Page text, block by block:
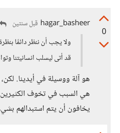
0
hagar_basheer قبل سنتين
ولا يجب أن ننظر دائمًا
قد أتى ليسلب انسانيتنا
هو آلة ووسيلة في أيدينا. لكن،
هي السبب في تخوف
يخافون أن يتم استبدالهم